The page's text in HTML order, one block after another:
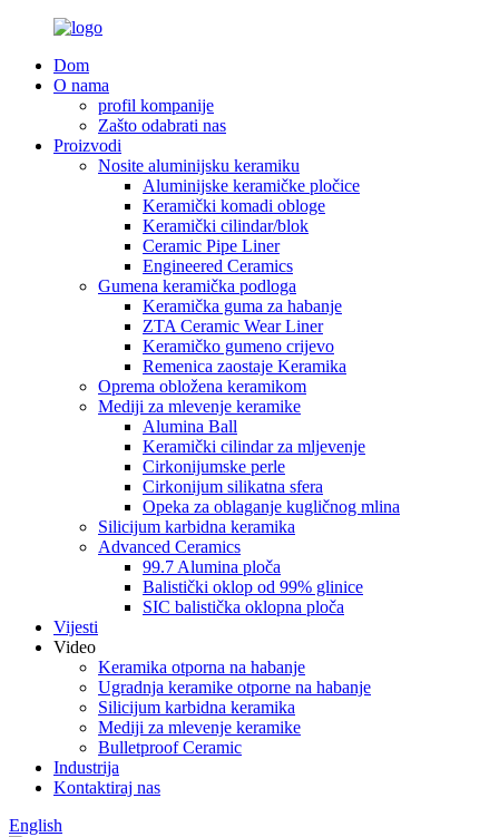
Dom
O nama
profil kompanije
Zašto odabrati nas
Proizvodi
Nosite aluminijsku keramiku
Aluminijske keramičke pločice
Keramički komadi obloge
Keramički cilindar/blok
Ceramic Pipe Liner
Engineered Ceramics
Gumena keramička podloga
Keramička guma za habanje
ZTA Ceramic Wear Liner
Keramičko gumeno crijevo
Remenica zaostaje Keramika
Oprema obložena keramikom
Mediji za mlevenje keramike
Alumina Ball
Keramički cilindar za mljevenje
Cirkonijumske perle
Cirkonijum silikatna sfera
Opeka za oblaganje kugličnog mlina
Silicijum karbidna keramika
Advanced Ceramics
99.7 Alumina ploča
Balistički oklop od 99% glinice
SIC balistička oklopna ploča
Vijesti
Video
Keramika otporna na habanje
Ugradnja keramike otporne na habanje
Silicijum karbidna keramika
Mediji za mlevenje keramike
Bulletproof Ceramic
Industrija
Kontaktiraj nas
English